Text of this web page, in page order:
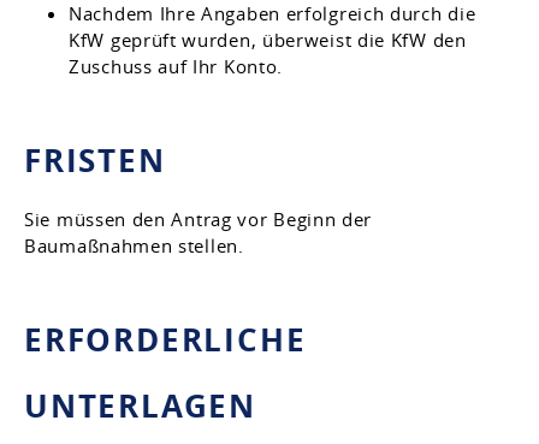
Nachdem Ihre Angaben erfolgreich durch die
KfW geprüft wurden, überweist die KfW den
Zuschuss auf Ihr Konto.
FRISTEN
Sie müssen den Antrag vor Beginn der
Baumaßnahmen stellen.
ERFORDERLICHE
UNTERLAGEN